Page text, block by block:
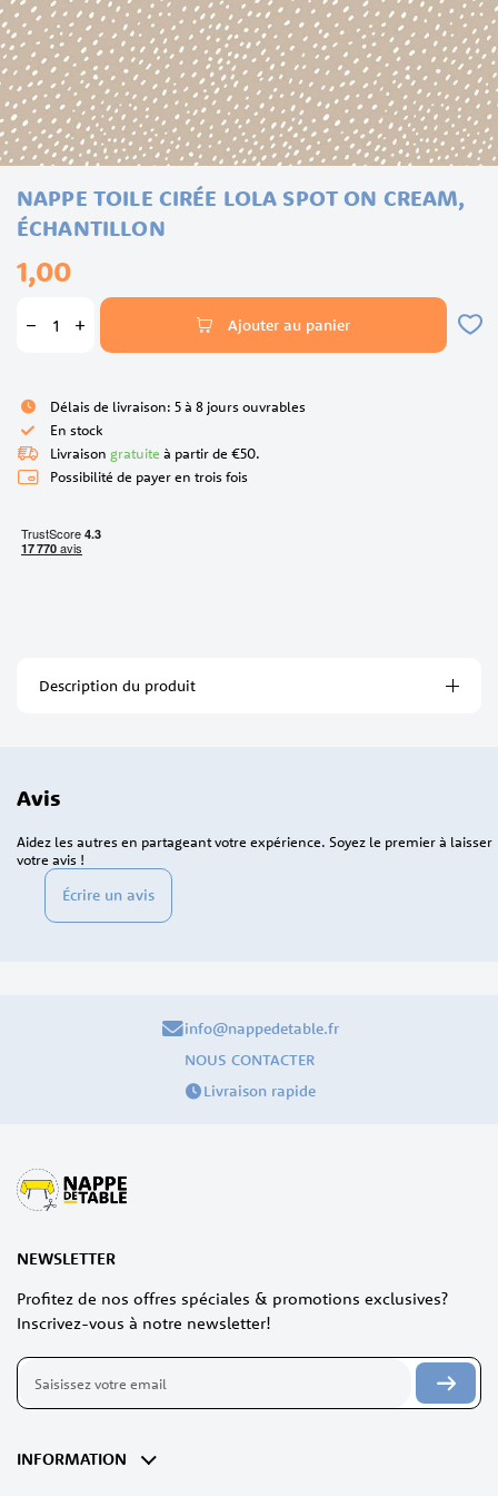
the
beginning
the
gallery
NAPPE TOILE CIRÉE LOLA SPOT ON CREAM,
ÉCHANTILLON
1,00
Ajouter au panier
Délais de livraison: 5 à 8 jours ouvrables
En stock
Livraison gratuite à partir de €50.
Possibilité de payer en trois fois
Description du produit
Avis
Écrire un avis
Aidez les autres en partageant votre expérience. Soyez le premier à laisser
votre avis !
info@nappedetable.fr
NOUS CONTACTER
Livraison rapide
NEWSLETTER
Profitez de nos offres spéciales & promotions exclusives?
Inscrivez-vous à notre newsletter!
Inscription
notre
d’information
INFORMATION